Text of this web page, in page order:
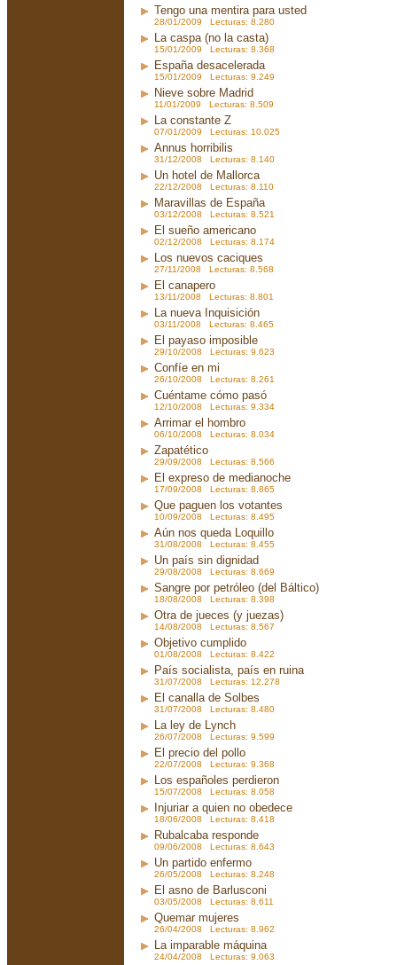
Tengo una mentira para usted
28/01/2009 Lecturas: 8.280
La caspa (no la casta)
15/01/2009 Lecturas: 8.368
España desacelerada
15/01/2009 Lecturas: 9.249
Nieve sobre Madrid
11/01/2009 Lecturas: 8.509
La constante Z
07/01/2009 Lecturas: 10.025
Annus horribilis
31/12/2008 Lecturas: 8.140
Un hotel de Mallorca
22/12/2008 Lecturas: 8.110
Maravillas de España
03/12/2008 Lecturas: 8.521
El sueño americano
02/12/2008 Lecturas: 8.174
Los nuevos caciques
27/11/2008 Lecturas: 8.568
El canapero
13/11/2008 Lecturas: 8.801
La nueva Inquisición
03/11/2008 Lecturas: 8.465
El payaso imposible
29/10/2008 Lecturas: 9.623
Confíe en mi
26/10/2008 Lecturas: 8.261
Cuéntame cómo pasó
12/10/2008 Lecturas: 9.334
Arrimar el hombro
06/10/2008 Lecturas: 8.034
Zapatético
29/09/2008 Lecturas: 8.566
El expreso de medianoche
17/09/2008 Lecturas: 8.865
Que paguen los votantes
10/09/2008 Lecturas: 8.495
Aún nos queda Loquillo
31/08/2008 Lecturas: 8.455
Un país sin dignidad
29/08/2008 Lecturas: 8.669
Sangre por petróleo (del Báltico)
18/08/2008 Lecturas: 8.398
Otra de jueces (y juezas)
14/08/2008 Lecturas: 8.567
Objetivo cumplido
01/08/2008 Lecturas: 8.422
País socialista, país en ruina
31/07/2008 Lecturas: 12.278
El canalla de Solbes
31/07/2008 Lecturas: 8.480
La ley de Lynch
26/07/2008 Lecturas: 9.599
El precio del pollo
22/07/2008 Lecturas: 9.368
Los españoles perdieron
15/07/2008 Lecturas: 8.058
Injuriar a quien no obedece
18/06/2008 Lecturas: 8.418
Rubalcaba responde
09/06/2008 Lecturas: 8.643
Un partido enfermo
26/05/2008 Lecturas: 8.248
El asno de Barlusconi
03/05/2008 Lecturas: 8.611
Quemar mujeres
26/04/2008 Lecturas: 8.962
La imparable máquina
24/04/2008 Lecturas: 9.063